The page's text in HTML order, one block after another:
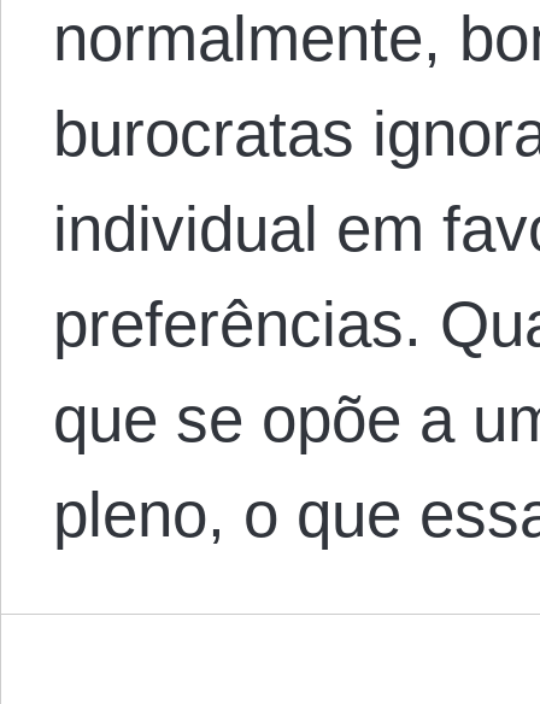
normalmente,
burocratas
individual em
preferências.
que se opõe a
pleno, o que